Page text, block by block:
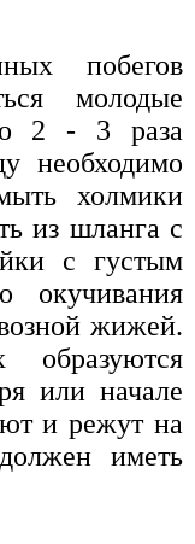
побегов
молодые
2 - 3 раза
необходимо
холмики
из шланга с
с густым
окучивания
жижей.
или начале
и режут на
иметь